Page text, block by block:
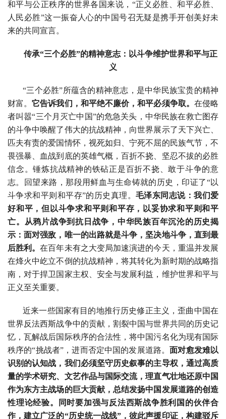
和平与公正秩序的世界各国来说，“正义必胜、和平必胜、
人民必胜”这一振奋人心的中国号召无疑是携手开创美好未
来的共同宣言。
传承“三个必胜”的精神意志：以斗争维护世界和平与正
义
“三个必胜”所蕴含的精神意志，是中华民族宝贵的精神
财富。它告诉我们，和平绝不廉价，和平必须争取。 在侵略
者叫嚣“三个月灭亡中国”的危急关头，中华民族在救亡图存
的斗争中唤醒了伟大的抗战精神，向世界展示了天下兴亡、
匹夫有责的爱国情怀，视死如归、宁死不屈的民族气节，不
畏强暴、血战到底的英雄气概，百折不挠、坚忍不拔的必胜
信念。锤炼抗战精神的铁砧正是百折不挠、敢于斗争的意
志。回望来路，那段用鲜血与生命铸就的历史，印证了“以
斗争求和平则和平存”的历史真理。毛泽东同志说：我们爱
好和平，但以斗争求和平则和平存，以妥协求和平则和平
亡。从鸦片战争到抗日战争，中华民族百年沉沦的历史揭
示：面对强敌，唯一的出路就是斗争，坚决地斗争，直到最
后胜利。在百年未有之大变局加速演进的今天，重温并发展
在烽火中屹立不倒的抗战精神，将其转化为新时期的战略指
南，对于捍卫国家主权、安全与发展利益，维护世界和平与
正义至关重要。
近来一些国家有目的地推行历史修正主义，歪曲中国在
世界反法西斯战争中的贡献，割裂中国与世界共同的历史记
忆，瓦解战后国际秩序的合法性，将中国污名化为现有国际
秩序的“挑战者”，进而否定中国的发展道路。面对愈发难以
识别的认知战，我们必须坚守历史叙事的主导权，通过高质
量的学术研究、文艺作品与国际交流，理直气壮地还原中国
作为东方主战场的巨大贡献，总结发扬中国发展道路的创造
性理论经验。同时要加强与反法西斯战争胜利国的伙伴合
作，建立广泛的“历史统一战线”，彼此声援印证，构建驳斥